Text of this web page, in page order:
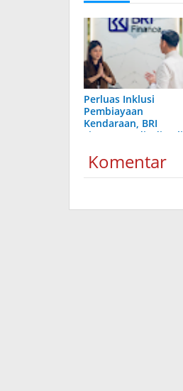
Perluas Inklusi
Pembiayaan
Kendaraan, BRI
Finance Hadir di Bali
Komentar